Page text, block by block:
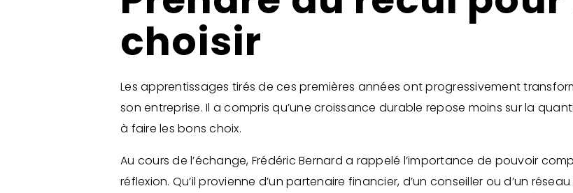
choisir
Les apprentissages tirés de ces premières années ont progressivement
son entreprise. Il a compris qu’une croissance durable repose moins sur la
à faire les bons choix.
Au cours de l’échange, Frédéric Bernard a rappelé l’importance de pouvoir
réflexion. Qu’il provienne d’un partenaire financier, d’un conseiller ou d’un